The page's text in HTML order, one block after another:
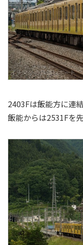
2403Fは飯能方に連
飯能からは2531Fを